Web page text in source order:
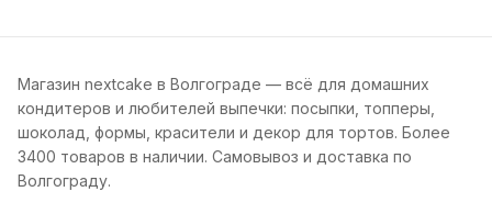
Магазин nextcake в Волгограде — всё для домашних
кондитеров и любителей выпечки: посыпки, топперы,
шоколад, формы, красители и декор для тортов. Более
3400 товаров в наличии. Самовывоз и доставка по
Волгограду.